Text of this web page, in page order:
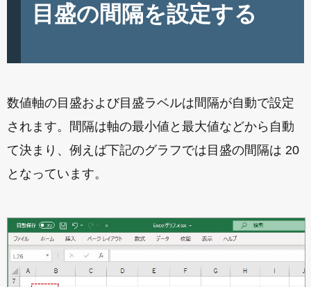
目盛の間隔を設定する
数値軸の目盛および目盛ラベルは間隔が自動で設定
されます。間隔は軸の最小値と最大値などから自動
て決まり、例えば下記のグラフでは目盛の間隔は 20
となっています。